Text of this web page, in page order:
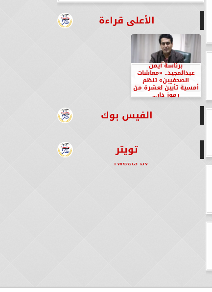
الأعلى قراءة
برئاسة أيمن
عبدالمجيد.. «معاشات
الصحفيين» تنظم
أمسية تأبين لعشرة من
رموز دار...
الفيس بوك
تويتر
Tweets by